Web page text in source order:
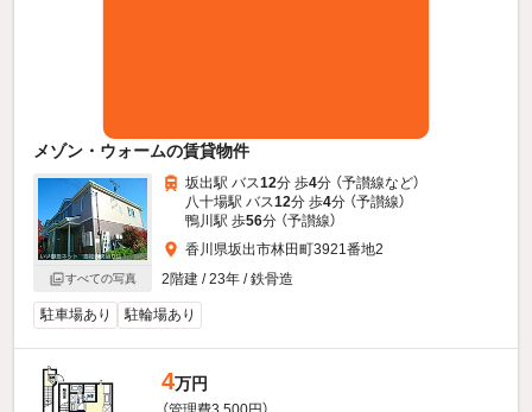
メゾン・ウォームの賃貸物件
すべての写真
坂出駅 バス12分 歩4分 （予讃線など）
八十場駅 バス12分 歩4分 （予讃線）
鴨川駅 歩56分 （予讃線）
香川県坂出市林田町3921番地2
2階建 / 23年 / 鉄骨造
駐車場あり 駐輪場あり
4万円